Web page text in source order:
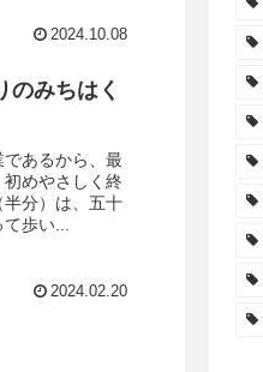
2024.10.08
のみちはく
あるから、最
めやさしく終
分）は、五十
歩い...
2024.02.20